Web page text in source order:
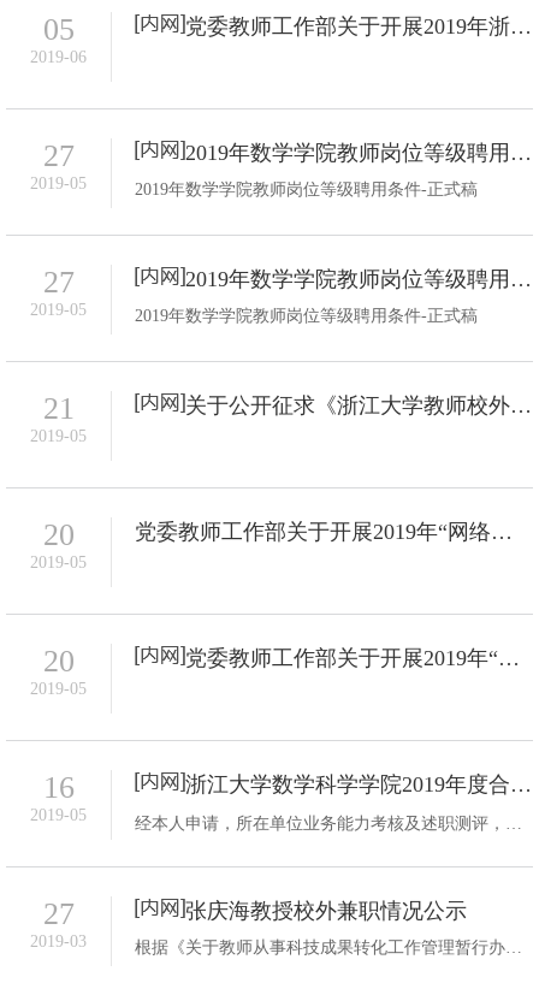
05
2019-06
党委教师工作部关于开展2019年浙江省杰出教师推选工作的通知
27
2019-05
2019年数学学院教师岗位等级聘用条件
2019年数学学院教师岗位等级聘用条件-正式稿
27
2019-05
2019年数学学院教师岗位等级聘用条件
2019年数学学院教师岗位等级聘用条件-正式稿
21
2019-05
关于公开征求《浙江大学教师校外兼职管理试行办法（征求意见稿）》意见建议的通知
20
2019-05
党委教师工作部关于开展2019年“网络安全优秀教师奖”推选工作的通知
20
2019-05
党委教师工作部关于开展2019年“网络安全优秀教师奖”推选工作的通知
16
2019-05
浙江大学数学科学学院2019年度合同续聘考核结果公示（一）
经本人申请，所在单位业务能力考核及述职测评，党政联席会议审议；拟继续聘用付�等1人为学校事业编制聘用制管理教职员工，现将名单公示如下：公示期自2019年5月16日至2019年5月20日止。公示受理部门：数学科学学院（玉泉校区工商楼200-3） 联系电话：87953947E-mail：chenli07@zju.edu.cn序号职工号姓名续聘建议10018557付�2019-06-01至2021-12-31浙江大学数学科学学院2019年5月16日
27
2019-03
张庆海教授校外兼职情况公示
根据《关于教师从事科技成果转化工作管理暂行办法》（浙大发人〔2017〕43号）有关要求，经院党政联席会议讨论通过，同意我院张庆海教授于2019年4月16日至2024年4月15日利用本人假期时间在新疆大学从事兼职教学科研活动，每年兼职时间不超过50天。根据学校相关规定，对以上信息进行公示，接受职工监督。公示期为2019年3月27日至4月2日。凡对公示对象有异议者，可在公示期内，通过来信来访等形式，进行投诉。联系方式如下：联系地址...